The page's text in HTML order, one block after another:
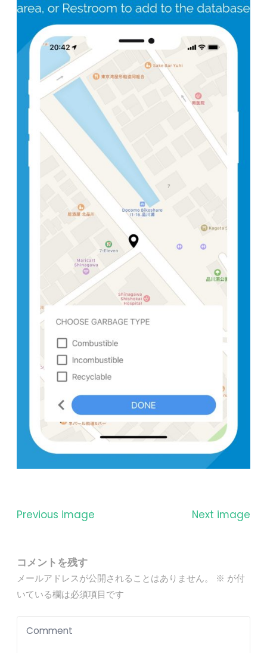
Previous image Next image
コメントを残す
メールアドレスが公開されることはありません。 ※ が付
いている欄は必須項目です